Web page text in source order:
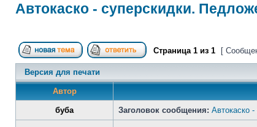
Автокаско - суперскидки.
Страница 1 из 1 [
Версия для печати
Автор
буба Заголовок сообщения: Автокаско